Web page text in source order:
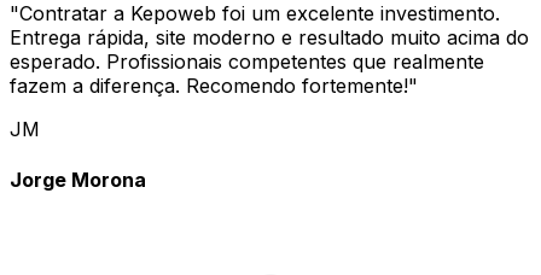
"Contratar a Kepoweb foi um excelente investimento.
Entrega rápida, site moderno e resultado muito acima do
esperado. Profissionais competentes que realmente
fazem a diferença. Recomendo fortemente!"
JM
Jorge Morona